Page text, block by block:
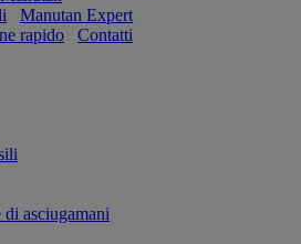
Manutan Expert
rapido
Contatti
asciugamani